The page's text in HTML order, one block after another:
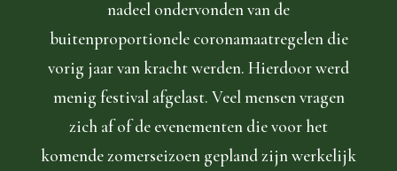
nadeel ondervonden van de
buitenproportionele coronamaatregelen die
vorig jaar van kracht werden. Hierdoor werd
menig festival afgelast. Veel mensen vragen
zich af of de evenementen die voor het
komende zomerseizoen gepland zijn werkelijk